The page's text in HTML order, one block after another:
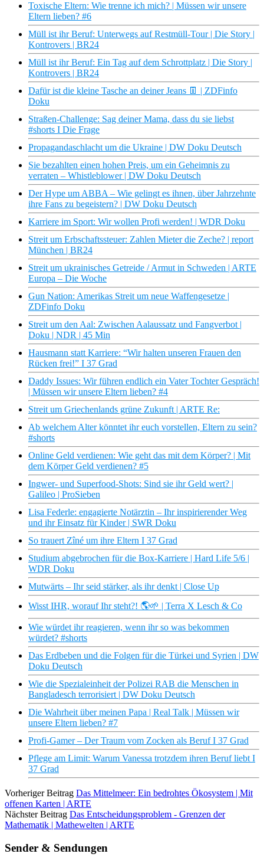
Toxische Eltern: Wie trenne ich mich? | Müssen wir unsere
Eltern lieben? #6
Müll ist ihr Beruf: Unterwegs auf Restmüll-Tour | Die Story |
Kontrovers | BR24
Müll ist ihr Beruf: Ein Tag auf dem Schrottplatz | Die Story |
Kontrovers | BR24
Dafür ist die kleine Tasche an deiner Jeans 👖 | ZDFinfo
Doku
Straßen-Challenge: Sag deiner Mama, dass du sie liebst
#shorts I Die Frage
Propagandaschlacht um die Ukraine | DW Doku Deutsch
Sie bezahlten einen hohen Preis, um ein Geheimnis zu
verraten – Whistleblower | DW Doku Deutsch
Der Hype um ABBA – Wie gelingt es ihnen, über Jahrzehnte
ihre Fans zu begeistern? | DW Doku Deutsch
Karriere im Sport: Wir wollen Profi werden! | WDR Doku
Streit um Erbschaftssteuer: Zahlen Mieter die Zeche? | report
München | BR24
Streit um ukrainisches Getreide / Armut in Schweden | ARTE
Europa – Die Woche
Gun Nation: Amerikas Streit um neue Waffengesetze |
ZDFinfo Doku
Streit um den Aal: Zwischen Aalaussatz und Fangverbot |
Doku | NDR | 45 Min
Hausmann statt Karriere: “Wir halten unseren Frauen den
Rücken frei!” I 37 Grad
Daddy Issues: Wir führen endlich ein Vater Tochter Gespräch!
| Müssen wir unsere Eltern lieben? #4
Streit um Griechenlands grüne Zukunft | ARTE Re:
Ab welchem Alter könntet ihr euch vorstellen, Eltern zu sein?
#shorts
Online Geld verdienen: Wie geht das mit dem Körper? | Mit
dem Körper Geld verdienen? #5
Ingwer- und Superfood-Shots: Sind sie ihr Geld wert? |
Galileo | ProSieben
Lisa Federle: engagierte Notärztin – Ihr inspirierender Weg
und ihr Einsatz für Kinder | SWR Doku
So trauert Zîné um ihre Eltern I 37 Grad
Studium abgebrochen für die Box-Karriere | Hard Life 5/6 |
WDR Doku
Mutwärts – Ihr seid stärker, als ihr denkt | Close Up
Wisst IHR, worauf Ihr steht?! 🌎🌱 | Terra X Lesch & Co
Wie würdet ihr reagieren, wenn ihr so was bekommen
würdet? #shorts
Das Erdbeben und die Folgen für die Türkei und Syrien | DW
Doku Deutsch
Wie die Spezialeinheit der Polizei RAB die Menschen in
Bangladesch terrorisiert | DW Doku Deutsch
Die Wahrheit über meinen Papa | Real Talk | Müssen wir
unsere Eltern lieben? #7
Profi-Gamer – Der Traum vom Zocken als Beruf I 37 Grad
Pflege am Limit: Warum Vanessa trotzdem ihren Beruf liebt I
37 Grad
Vorheriger Beitrag Das Mittelmeer: Ein bedrohtes Ökosystem | Mit
offenen Karten | ARTE
Nächster Beitrag Das Entscheidungsproblem - Grenzen der
Mathematik | Mathewelten | ARTE
Sender & Sendungen